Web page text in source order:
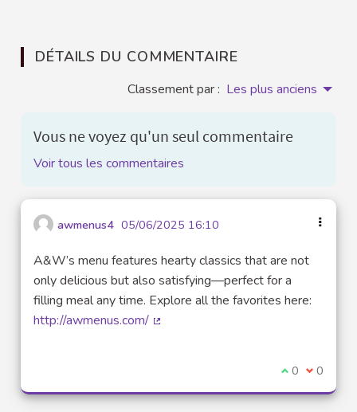
DÉTAILS DU COMMENTAIRE
Classement par : Les plus anciens
Vous ne voyez qu'un seul commentaire
Voir tous les commentaires
awmenus4 05/06/2025 16:10
A&W’s menu features hearty classics that are not
only delicious but also satisfying—perfect for a
filling meal any time. Explore all the favorites here:
http://awmenus.com/
Je suis
0 Je ne
0